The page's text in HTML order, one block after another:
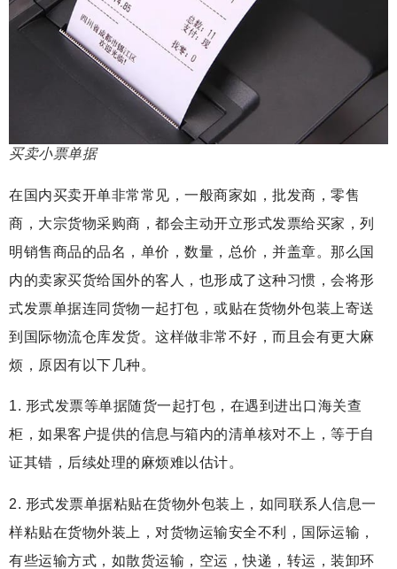
买卖小票单据
在国内买卖开单非常常见，一般商家如，批发商，零售
商，大宗货物采购商，都会主动开立形式发票给买家，列
明销售商品的品名，单价，数量，总价，并盖章。那么国
内的卖家买货给国外的客人，也形成了这种习惯，会将形
式发票单据连同货物一起打包，或贴在货物外包装上寄送
到国际物流仓库发货。这样做非常不好，而且会有更大麻
烦，原因有以下几种。
1. 形式发票等单据随货一起打包，在遇到进出口海关查
柜，如果客户提供的信息与箱内的清单核对不上，等于自
证其错，后续处理的麻烦难以估计。
2. 形式发票单据粘贴在货物外包装上，如同联系人信息一
样粘贴在货物外装上，对货物运输安全不利，国际运输，
有些运输方式，如散货运输，空运，快递，转运，装卸环